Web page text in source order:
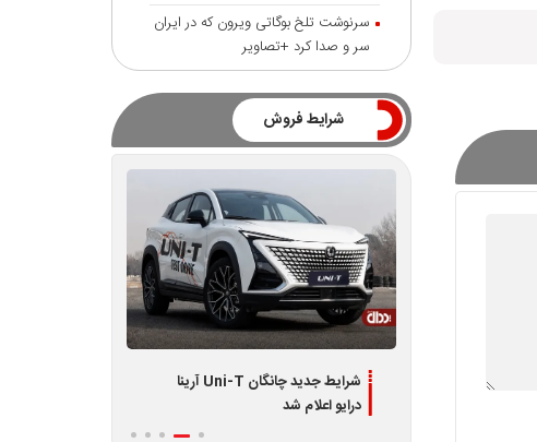
سرنوشت تلخ بوگاتی ویرون که در ایران
سر و صدا کرد +تصاویر
شرایط فروش
مدیران
شرایط جدید چانگان Uni-T آرینا
درایو اعلام شد